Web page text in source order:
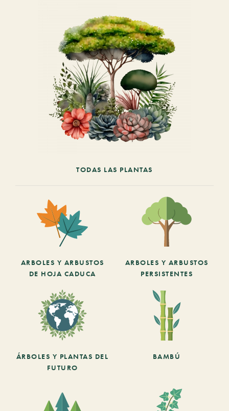
TODAS LAS PLANTAS
ARBOLES Y ARBUSTOS
DE HOJA CADUCA
ARBOLES Y ARBUSTOS
PERSISTENTES
ÁRBOLES Y PLANTAS DEL
FUTURO
BAMBÚ